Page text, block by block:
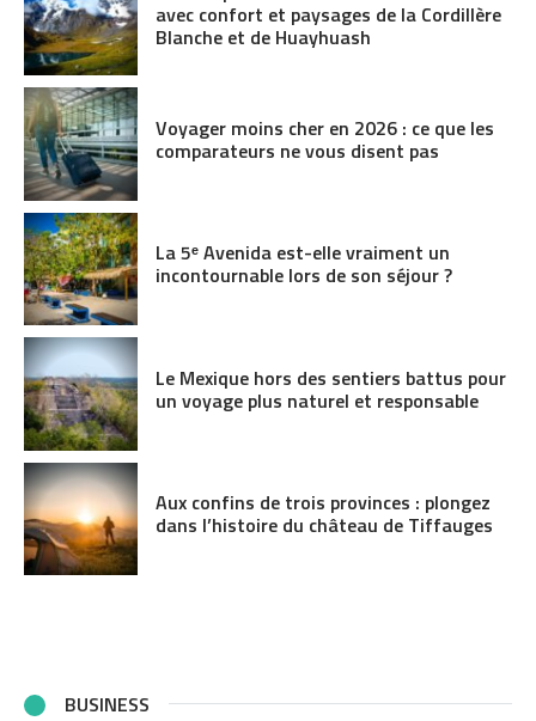
avec confort et paysages de la Cordillère
Blanche et de Huayhuash
Voyager moins cher en 2026 : ce que les
comparateurs ne vous disent pas
La 5ᵉ Avenida est-elle vraiment un
incontournable lors de son séjour ?
Le Mexique hors des sentiers battus pour
un voyage plus naturel et responsable
Aux confins de trois provinces : plongez
dans l’histoire du château de Tiffauges
BUSINESS